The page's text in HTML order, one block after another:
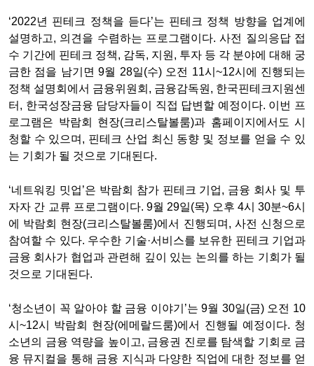
‘2022년 핀테크 정책을 듣다’는 핀테크 정책 방향을 업계에
설명하고, 의견을 수렴하는 프로그램이다. 사전 질의응답 접
수 기간에 핀테크 정책, 감독, 지원, 투자 등 각 분야에 대해 궁
금한 점을 남기면 9월 28일(수) 오전 11시~12시에 진행되는
정책 설명회에서 금융위원회, 금융감독원, 한국핀테크지원센
터, 한국성장금융 담당자들이 직접 답변할 예정이다. 이번 프
로그램은 박람회 현장(크리스탈볼룸)과 홈페이지에서도 시
청할 수 있으며, 핀테크 산업 최신 동향 및 정보를 얻을 수 있
는 기회가 될 것으로 기대된다.
‘네트워킹 밋업’은 박람회 참가 핀테크 기업, 금융 회사 및 투
자자 간 교류 프로그램이다. 9월 29일(목) 오후 4시 30분~6시
에 박람회 현장(크리스탈볼룸)에서 진행되며, 사전 신청으로
참여할 수 있다. 우수한 기술·서비스를 보유한 핀테크 기업과
금융 회사가 협업과 관련해 깊이 있는 논의를 하는 기회가 될
것으로 기대된다.
‘청소년이 꼭 알아야 할 금융 이야기’는 9월 30일(금) 오전 10
시~12시 박람회 현장(에메랄드룸)에서 진행될 예정이다. 청
소년의 금융 역량을 높이고, 금융권 진로를 탐색할 기회로 금
융 뮤지컬을 통해 금융 지식과 다양한 직업에 대한 정보를 얻